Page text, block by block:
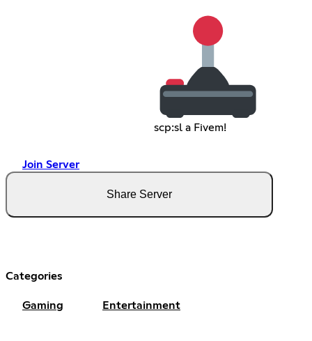
scp:sl a Fivem!
Join Server
Share Server
Categories
Gaming Entertainment